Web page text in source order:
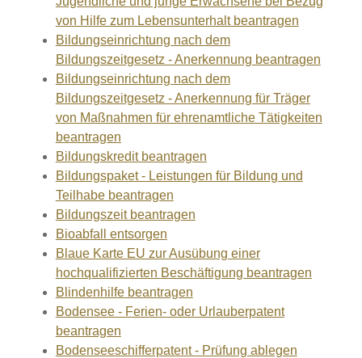
von Hilfe zum Lebensunterhalt beantragen
Bildungseinrichtung nach dem
Bildungszeitgesetz - Anerkennung beantragen
Bildungseinrichtung nach dem
Bildungszeitgesetz - Anerkennung für Träger
von Maßnahmen für ehrenamtliche Tätigkeiten
beantragen
Bildungskredit beantragen
Bildungspaket - Leistungen für Bildung und
Teilhabe beantragen
Bildungszeit beantragen
Bioabfall entsorgen
Blaue Karte EU zur Ausübung einer
hochqualifizierten Beschäftigung beantragen
Blindenhilfe beantragen
Bodensee - Ferien- oder Urlauberpatent
beantragen
Bodenseeschifferpatent - Prüfung ablegen